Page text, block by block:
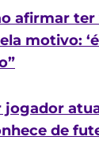
afirmar
motivo:
jogador
de